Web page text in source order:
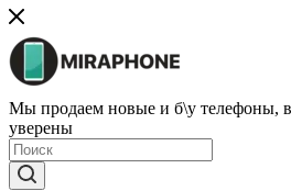
Мы продаем новые и б\у телефоны,
уверены